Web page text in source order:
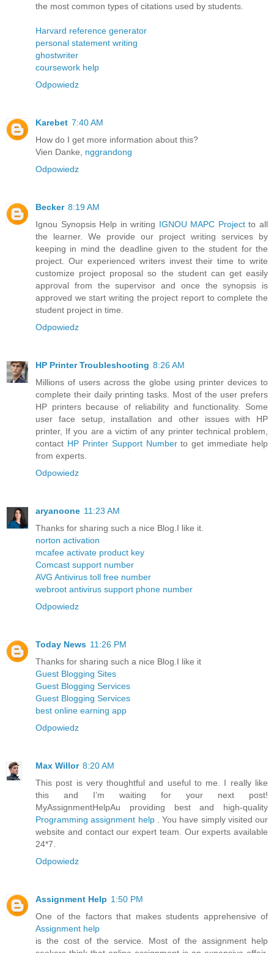
the most common types of citations used by students.
Harvard reference generator
personal statement writing
ghostwriter
coursework help
Odpowiedz
Karebet 7:40 AM
How do I get more information about this?
Vien Danke, nggrandong
Odpowiedz
Becker 8:19 AM
Ignou Synopsis Help in writing IGNOU MAPC Projectto all
the learner. We provide our project writing services by
keeping in mind the deadline given to the student for the
project. Our experienced writers invest their time to write
customize project proposal so the student can get easily
approval from the supervisor and once the synopsis is
approved we start writing the project report to complete the
student project in time.
Odpowiedz
HP Printer Troubleshooting 8:26 AM
Millions of users across the globe using printer devices to
complete their daily printing tasks. Most of the user prefers
HP printers because of reliability and functionality. Some
user face setup, installation and other issues with HP
printer, If you are a victim of any printer technical problem,
contact HP Printer Support Numberto get immediate help
from experts.
Odpowiedz
aryanoone 11:23 AM
Thanks for sharing such a nice Blog.I like it.
norton activation
mcafee activate product key
Comcast support number
AVG Antivirus toll free number
webroot antivirus support phone number
Odpowiedz
Today News 11:26 PM
Thanks for sharing such a nice Blog.I like it
Guest Blogging Sites
Guest Blogging Services
Guest Blogging Services
best online earning app
Odpowiedz
Max Willor 8:20 AM
This post is very thoughtful and useful to me. I really like
this and I’m waiting for your next post!
MyAssignmentHelpAu providing best and high-quality
Programming assignment help
. You have simply visited our
website and contact our expert team. Our experts available
24*7.
Odpowiedz
Assignment Help 1:50 PM
One of the factors that makes students apprehensive of
Assignment help
is the cost of the service. Most of the assignment help